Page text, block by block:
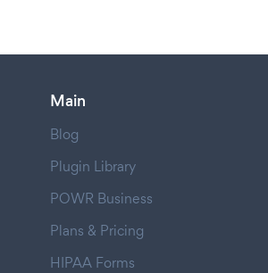
Main
Blog
Plugin Library
POWR Business
Plans & Pricing
HIPAA Forms